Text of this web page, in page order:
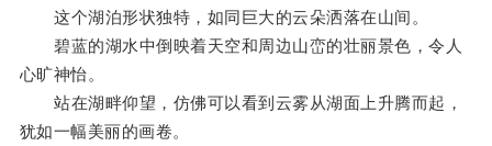
这个湖泊形状独特，如同巨大的云朵洒落在山间。
碧蓝的湖水中倒映着天空和周边山峦的壮丽景色，令人
心旷神怡。
站在湖畔仰望，仿佛可以看到云雾从湖面上升腾而起，
犹如一幅美丽的画卷。